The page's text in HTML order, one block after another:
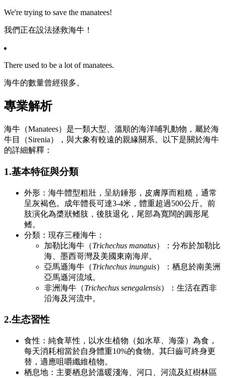
We're trying to save the manatees!
我們正在設法拯救海牛！
There used to be a lot of manatees.
海牛的數量曾經很多。
專業解析
海牛（Manatees）是一類大型、溫順的海洋哺乳動物，屬於海
牛目（Sirenia），與大象有較遠的親緣關系。以下是關於海牛
的詳細解釋：
1.基本特征與分類
外形：海牛體型粗壯，呈紡錘形，皮膚厚而粗糙，通常
呈灰褐色。成年體長可達3-4米，體重超過500公斤。前
肢演化為槳狀鳍肢，後肢退化，尾部為寬闊的圓形尾
鳍。
分類：現存三種海牛：
加勒比海牛（Trichechus manatus）：分布於加勒比
海、墨西哥灣及美國東南海岸。
亞馬遜海牛（Trichechus inunguis）：栖息於南美洲
亞馬遜河流域。
非洲海牛（Trichechus senegalensis）：生活在西非
沿海及河流中。
2.生态習性
食性：純食草性，以水生植物（如水草、海藻）為食，
每天消耗相當於自身體重10%的食物。其臼齒可終身更
替，適應咀嚼纖維植物。
栖息地：主要栖息於溫暖淺海、河口、河流及紅樹林區